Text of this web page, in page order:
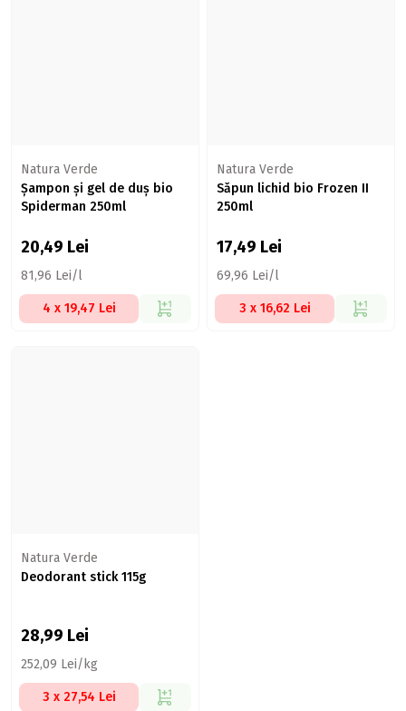
Natura Verde
Șampon și gel de duș bio
Spiderman 250ml
20,49 Lei
81,96 Lei/l
4 x 19,47 Lei
Natura Verde
Săpun lichid bio Frozen II
250ml
17,49 Lei
69,96 Lei/l
3 x 16,62 Lei
Natura Verde
Deodorant stick 115g
28,99 Lei
252,09 Lei/kg
3 x 27,54 Lei